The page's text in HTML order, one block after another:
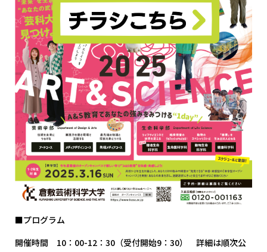
■プログラム
開催時間 10：00-12：30（受付開始9：30） 詳細は順次公